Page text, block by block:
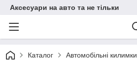
Аксесуари на авто та не тільки
Каталог Автомобільні килимки